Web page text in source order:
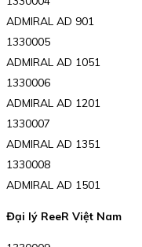
ADMIRAL AD 901
1330005
ADMIRAL AD 1051
1330006
ADMIRAL AD 1201
1330007
ADMIRAL AD 1351
1330008
ADMIRAL AD 1501
Đại lý ReeR Việt Nam